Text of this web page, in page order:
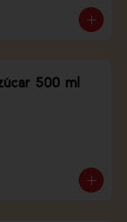
500 ml